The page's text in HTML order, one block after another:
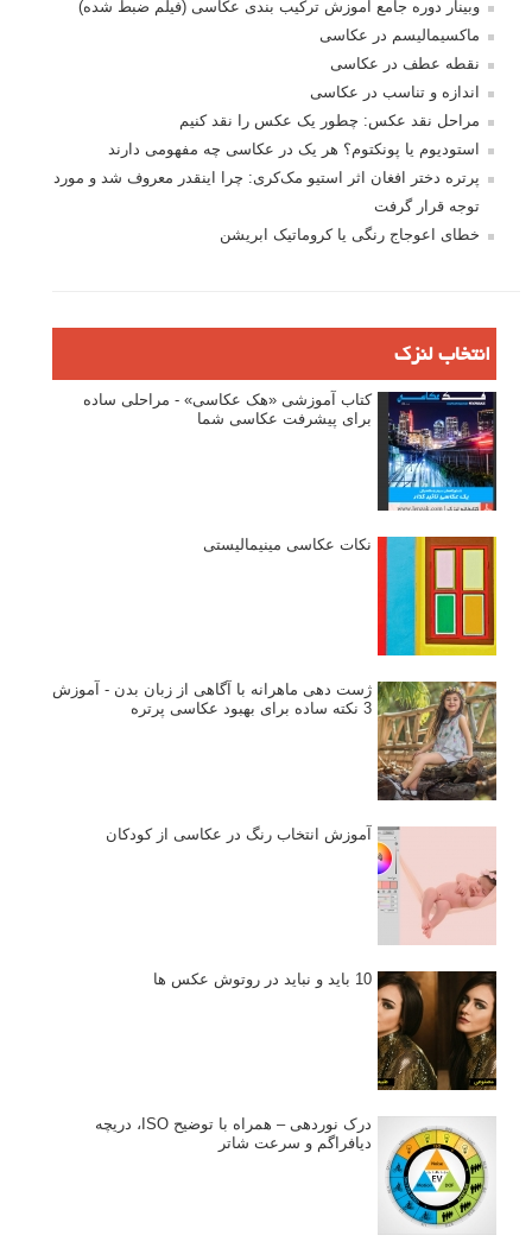
وبینار دوره جامع آموزش ترکیب بندی عکاسی (فیلم ضبط شده)
ماکسیمالیسم در عکاسی
نقطه عطف در عکاسی
اندازه و تناسب در عکاسی
مراحل نقد عکس: چطور یک عکس را نقد کنیم
استودیوم یا پونکتوم؟ هر یک در عکاسی چه مفهومی دارند
پرتره دختر افغان اثر استیو مک‌کری: چرا اینقدر معروف شد و مورد
توجه قرار گرفت
خطای اعوجاج رنگی یا کروماتیک ابریشن
انتخاب لنزک
کتاب آموزشی «هک عکاسی» - مراحلی ساده
برای پیشرفت عکاسی شما
نکات عکاسی مینیمالیستی
ژست دهی ماهرانه با آگاهی از زبان بدن - آموزش
3 نکته ساده برای بهبود عکاسی پرتره
آموزش انتخاب رنگ در عکاسی از کودکان
10 باید و نباید در روتوش عکس ها
درک نوردهی – همراه با توضیح ISO، دریچه
دیافراگم و سرعت شاتر